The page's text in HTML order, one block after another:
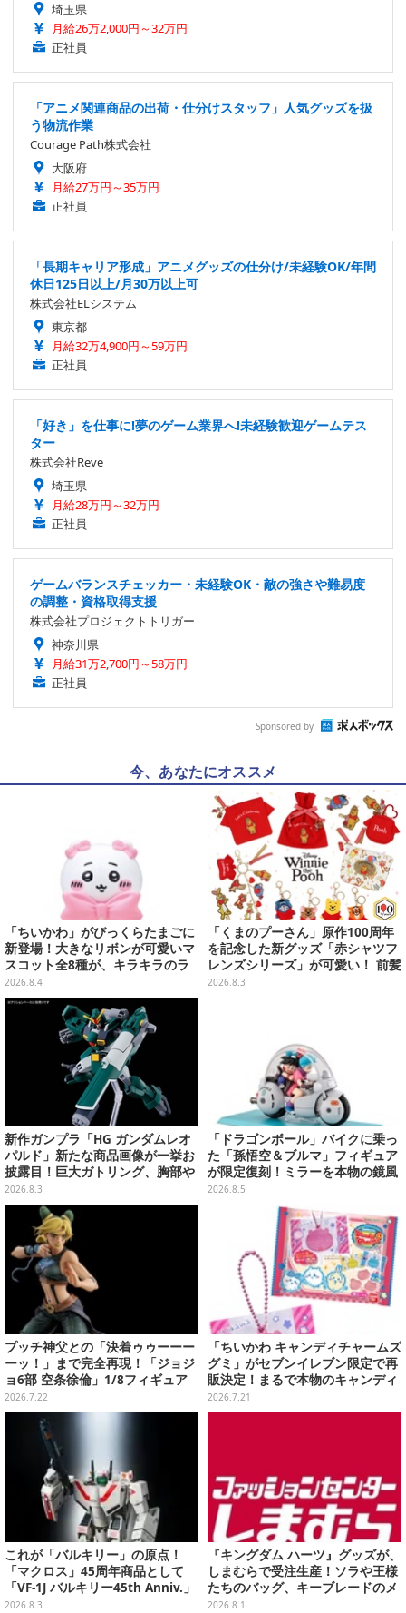
埼玉県
月給26万2,000円～32万円
正社員
「アニメ関連商品の出荷・仕分けスタッフ」人気グッズを扱
う物流作業
Courage Path株式会社
大阪府
月給27万円～35万円
正社員
「長期キャリア形成」アニメグッズの仕分け/未経験OK/年間
休日125日以上/月30万以上可
株式会社ELシステム
東京都
月給32万4,900円～59万円
正社員
「好き」を仕事に!夢のゲーム業界へ!未経験歓迎ゲームテス
ター
株式会社Reve
埼玉県
月給28万円～32万円
正社員
ゲームバランスチェッカー・未経験OK・敵の強さや難易度
の調整・資格取得支援
株式会社プロジェクトトリガー
神奈川県
月給31万2,700円～58万円
正社員
Sponsored by
今、あなたにオススメ
「ちいかわ」がびっくらたまごに
新登場！大きなリボンが可愛いマ
スコット全8種が、キラキラのラ
メ入り入浴剤から飛び出す
2026.8.4
「くまのプーさん」原作100周年
を記念した新グッズ「赤シャツフ
レンズシリーズ」が可愛い！ 前髪
クリップやキーチャーム、「おき
2026.8.3
新作ガンプラ「HG ガンダムレオ
パルド」新たな商品画像が一挙お
披露目！巨大ガトリング、胸部や
肩武装のハッチ展開までたっぷり
11枚
2026.8.3
「ドラゴンボール」バイクに乗っ
た「孫悟空＆ブルマ」フィギュア
が限定復刻！ミラーを本物の鏡風
や、ブルマの目元が映りこむ描写
にできるステッカーを収録
2026.8.5
プッチ神父との「決着ゥゥーーー
ーッ！」まで完全再現！「ジョジ
ョ6部 空条徐倫」1/8フィギュア
が予約開始
2026.7.22
「ちいかわ キャンディチャームズ
グミ」がセブンイレブン限定で再
販決定！まるで本物のキャンディ
のような、カラフルボールチェー
ン付チャーム全8種
2026.7.21
これが「バルキリー」の原点！
「マクロス」45周年商品として
「VF-1J バルキリー45th Anniv.」
が予約開始
2026.8.3
『キングダム ハーツ』グッズが、
しまむらで受注生産！ソラや王様
たちのバッグ、キーブレードのメ
ガネケースなど
2026.8.1